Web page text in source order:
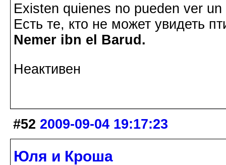
Existen quienes no pueden ver
Есть те, кто не может увидеть
Nemer ibn el Barud.
Неактивен
#52 2009-09-04 19:17:23
Юля и Кроша